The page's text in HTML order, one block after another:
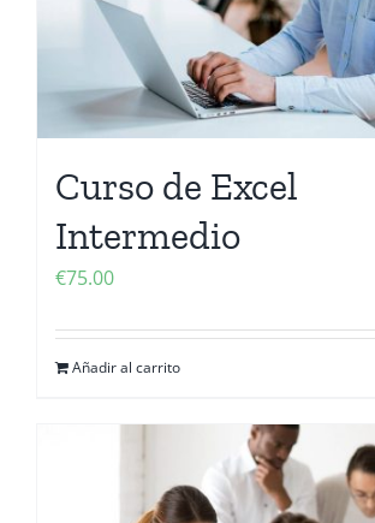
Curso de Excel
Intermedio
€75.00
Añadir al carrito